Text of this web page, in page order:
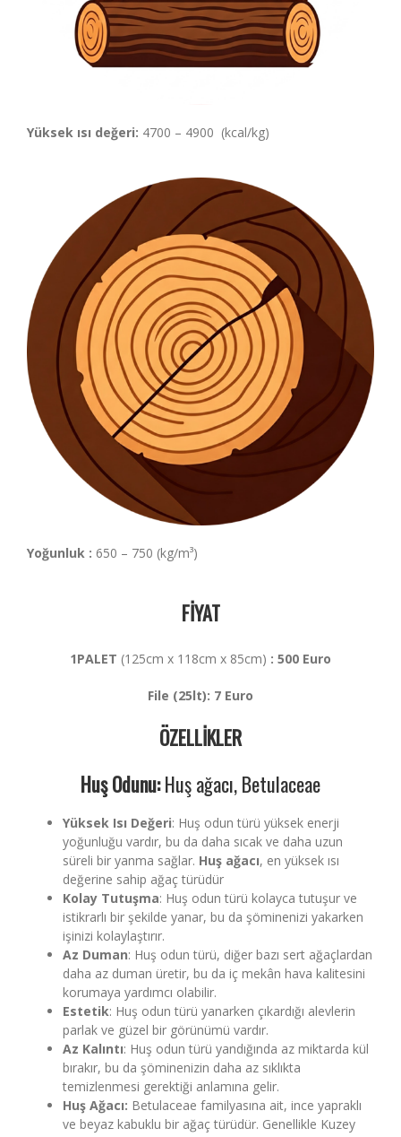
Yüksek ısı değeri: 4700 – 4900 (kcal/kg)
Yoğunluk : 650 – 750 (kg/m³)
FİYAT
1PALET (125cm x 118cm x 85cm) : 500 Euro
File (25lt): 7 Euro
ÖZELLİKLER
Huş Odunu:Huş ağacı, Betulaceae
Yüksek Isı Değeri: Huş odun türü yüksek enerji
yoğunluğu vardır, bu da daha sıcak ve daha uzun
süreli bir yanma sağlar. Huş ağacı, en yüksek ısı
değerine sahip ağaç türüdür
Kolay Tutuşma: Huş odun türü kolayca tutuşur ve
istikrarlı bir şekilde yanar, bu da şöminenizi yakarken
işinizi kolaylaştırır.
Az Duman: Huş odun türü, diğer bazı sert ağaçlardan
daha az duman üretir, bu da iç mekân hava kalitesini
korumaya yardımcı olabilir.
Estetik: Huş odun türü yanarken çıkardığı alevlerin
parlak ve güzel bir görünümü vardır.
Az Kalıntı: Huş odun türü yandığında az miktarda kül
bırakır, bu da şöminenizin daha az sıklıkta
temizlenmesi gerektiği anlamına gelir.
Huş Ağacı: Betulaceae familyasına ait, ince yapraklı
ve beyaz kabuklu bir ağaç türüdür. Genellikle Kuzey